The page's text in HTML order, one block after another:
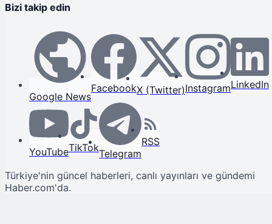
Bizi takip edin
Google News
FacebookX (Twitter)InstagramLinkedIn
YouTubeTikTokTelegram
RSS
Türkiye'nin güncel haberleri, canlı yayınları ve gündemi
Haber.com'da.